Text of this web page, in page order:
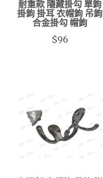
耐重款 隱藏掛勾 單鉤
掛鉤 掛耳 衣帽鉤 吊鉤
合金掛勾 帽鉤
$96